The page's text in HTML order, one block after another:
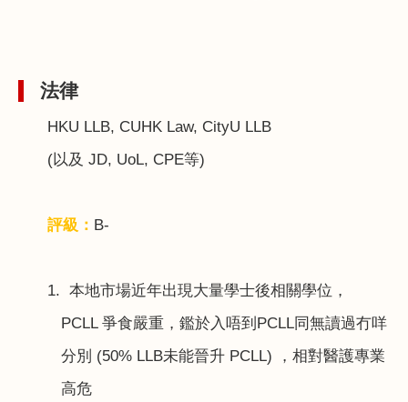
法律
HKU LLB, CUHK Law, CityU LLB
(以及 JD, UoL, CPE等)
評級： B-
1. 本地市場近年出現大量學士後相關學位，
PCLL爭食嚴重，鑑於入唔到 PCLL同無讀過冇咩
分別 (50% LLB未能晉升 PCLL)
，相對醫護專業
高危